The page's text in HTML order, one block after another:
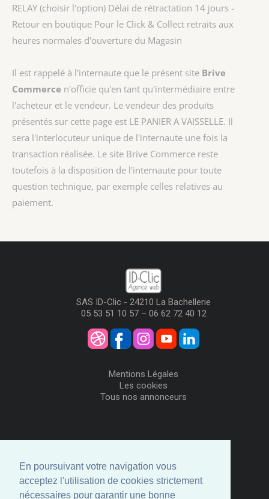
En poursuivant votre navigation vous
acceptez l'utilisation de cookies strictement
nécessaires pour garantir une bonne
RELAY (choisir l'option) Délai de rétractation 14 jours -
Retour en boutique Pour le Click & Collect retraits aux
heures normales d'ouverture du Magasin
Il est rappelé à l'internaute que le présent site Brive
Commerce n'officie qu'en tant qu'intermédiaire entre
l'acheteur et le vendeur. Le vendeur des produits
présentés sur cette page est LE PANIER A VAISSELLE. Il
sera l'interlocuteur unique de l'internaute une fois la
transaction réalisée. Le site Brive Commerce reste
toutefois à la disposition de l'internaute pour toute
question technique, par exemple celles relatives au
paiement.
SAS ID-Clic - 24210 La Bachellerie
05 53 51 10 57 – 06 62 72 40 12
Mentions Légales
Les cookies
Tous nos annonceurs
Me Connecter
Créer mon Compte
Annonceurs